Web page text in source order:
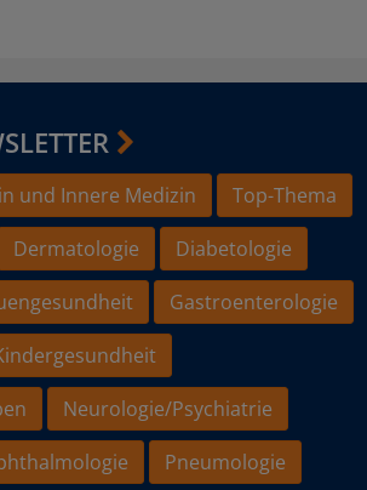
und Innere Medizin
Top-Thema
Dermatologie
Diabetologie
Gastroenterologie
Neurologie/Psychiatrie
Pneumologie